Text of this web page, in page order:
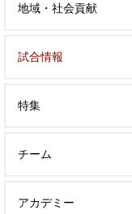
地域・社会貢献
試合情報
特集
チーム
アカデミー